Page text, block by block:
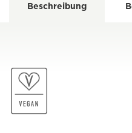
Beschreibung